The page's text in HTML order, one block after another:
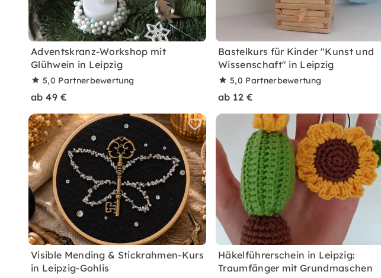
Adventskranz-Workshop mit
Glühwein in Leipzig
5,0 Partnerbewertung
ab 49 €
Bastelkurs für Kinder "Kunst und
Wissenschaft" in Leipzig
5,0 Partnerbewertung
ab 12 €
Visible Mending & Stickrahmen-Kurs
in Leipzig-Gohlis
Häkelführerschein in Leipzig:
Traumfänger mit Grundmaschen